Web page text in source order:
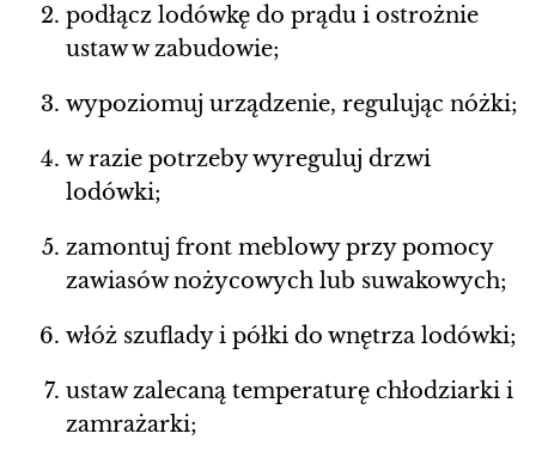
podłącz lodówkę do prądu i ostrożnie
ustaw w zabudowie;
wypoziomuj urządzenie, regulując nóżki;
w razie potrzeby wyreguluj drzwi
lodówki;
zamontuj front meblowy przy pomocy
zawiasów nożycowych lub suwakowych;
włóż szuflady i półki do wnętrza lodówki;
ustaw zalecaną temperaturę chłodziarki i
zamrażarki;